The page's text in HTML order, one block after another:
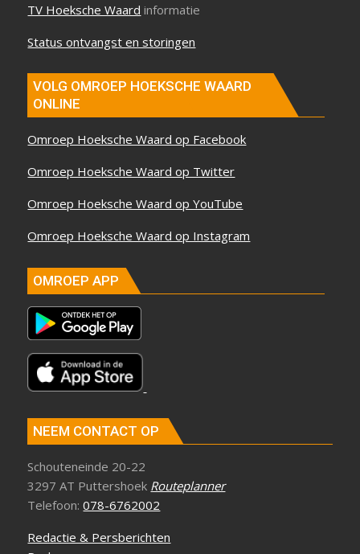
TV Hoeksche Waard informatie
Status ontvangst en storingen
VOLG OMROEP HOEKSCHE WAARD
ONLINE
Omroep Hoeksche Waard op Facebook
Omroep Hoeksche Waard op Twitter
Omroep Hoeksche Waard op YouTube
Omroep Hoeksche Waard op Instagram
OMROEP APP
NEEM CONTACT OP
Schouteneinde 20-22
3297 AT Puttershoek Routeplanner
Telefoon:078-6762002
Redactie & Persberichten